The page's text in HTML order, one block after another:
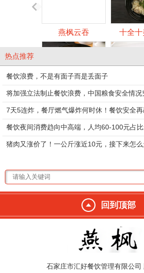
燕枫云吞 十全
全家福馄饨 玉米
热点推荐
餐饮浪费，不是有面子而是丢面子
将加强立法制止餐饮浪费，中国粮食安全情况
7天5连炸，餐厅燃气爆炸何时休！餐饮安全再
餐饮夜间消费趋向中高端，人均60-100元占
猪肉又涨价了！一公斤涨近10元，接下来怎么
回到顶部
石家庄市汇好餐饮管理有限公司